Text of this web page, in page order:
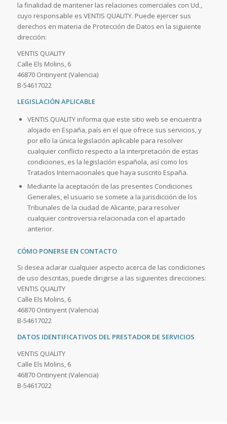
la finalidad de mantener las relaciones comerciales con Ud.,
cuyo responsable es VENTIS QUALITY. Puede ejercer sus
derechos en materia de Protección de Datos en la siguiente
dirección:
VENTIS QUALITY
Calle Els Molins, 6
46870 Ontinyent (Valencia)
B-54617022
LEGISLACIÓN APLICABLE
VENTIS QUALITY informa que este sitio web se encuentra
alojado en España, país en el que ofrece sus servicios, y
por ello la única legislación aplicable para resolver
cualquier conflicto respecto a la interpretación de estas
condiciones, es la legislación española, así como los
Tratados Internacionales que haya suscrito España.
Mediante la aceptación de las presentes Condiciones
Generales, el usuario se somete a la jurisdicción de los
Tribunales de la ciudad de Alicante, para resolver
cualquier controversia relacionada con el apartado
anterior.
CÓMO PONERSE EN CONTACTO
Si desea aclarar cualquier aspecto acerca de las condiciones
de uso descritas, puede dirigirse a las siguientes direcciones:
VENTIS QUALITY
Calle Els Molins, 6
46870 Ontinyent (Valencia)
B-54617022
DATOS IDENTIFICATIVOS DEL PRESTADOR DE SERVICIOS
VENTIS QUALITY
Calle Els Molins, 6
46870 Ontinyent (Valencia)
B-54617022